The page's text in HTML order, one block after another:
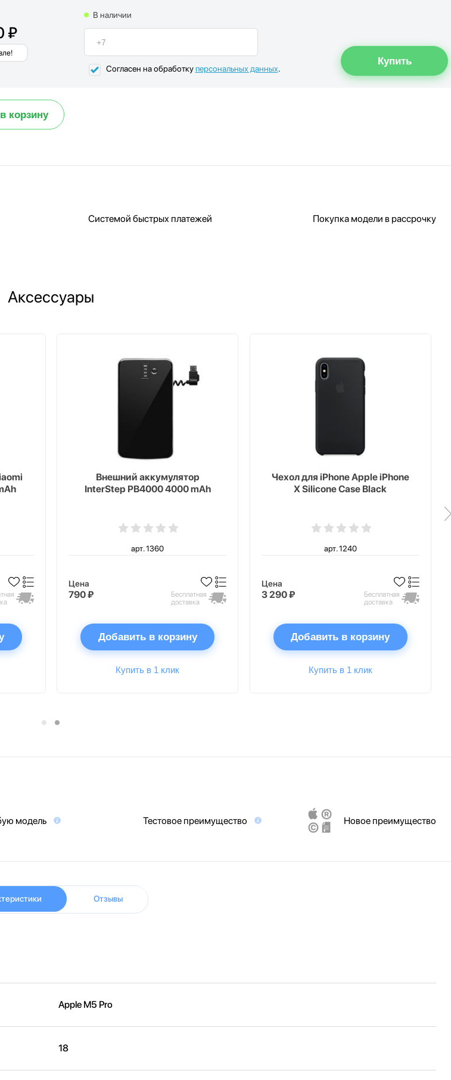
₽
В наличии
Согласен на обработкуперсональных данных.
корзину
Системой быстрых платежей Покупка модели в рассрочку
Аксессуары
Внешний аккумулятор
InterStep PB4000 4000 mAh
арт. 1360
Цена
790 ₽
Бесплатная
доставка
Добавить в корзину
Купить в 1 клик
Чехол для iPhone Apple iPhone
X Silicone Case Black
арт. 1240
Цена
3 290 ₽
Бесплатная
доставка
Добавить в корзину
Купить в 1 клик
модель Тестовое преимущество Новое преимущество
Отзывы
Apple M5 Pro
18